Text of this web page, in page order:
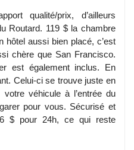
qualité/prix, d’ailleurs
Routard. 119 $ la chambre
hôtel aussi bien placé, c’est
chère que San Francisco.
est également inclus. En
Celui-ci se trouve juste en
véhicule à l’entrée du
pour vous. Sécurisé et
$ pour 24h, ce qui reste